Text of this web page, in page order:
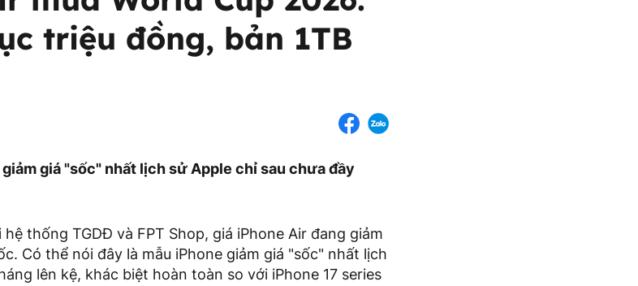
triệu đồng, bản 1TB
giá "sốc" nhất lịch sử Apple chỉ sau chưa đầy
thống TGDĐ và FPT Shop, giá iPhone Air đang giảm
Có thể nói đây là mẫu iPhone giảm giá "sốc" nhất lịch
lên kệ, khác biệt hoàn toàn so với iPhone 17 series